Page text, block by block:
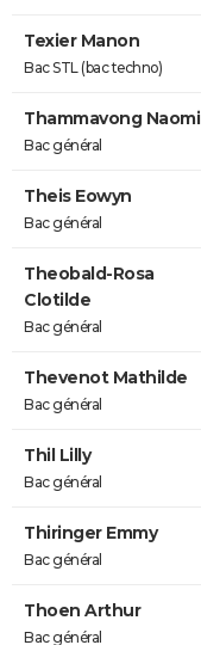
Texier Manon
Bac STL (bac techno)
Thammavong Naomi
Bac général
Theis Eowyn
Bac général
Theobald-Rosa
Clotilde
Bac général
Thevenot Mathilde
Bac général
Thil Lilly
Bac général
Thiringer Emmy
Bac général
Thoen Arthur
Bac général